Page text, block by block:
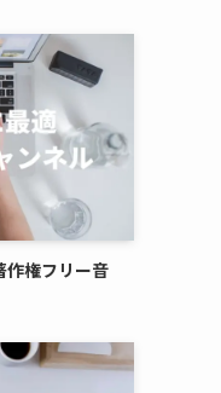
作権フリー音